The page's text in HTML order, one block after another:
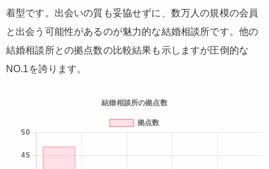
着型です。出会いの質も妥協せずに、数万人の規模の会員
と出会う可能性があるのが魅力的な結婚相談所です。他の
結婚相談所との拠点数の比較結果も示しますが圧倒的な
NO.1を誇ります。